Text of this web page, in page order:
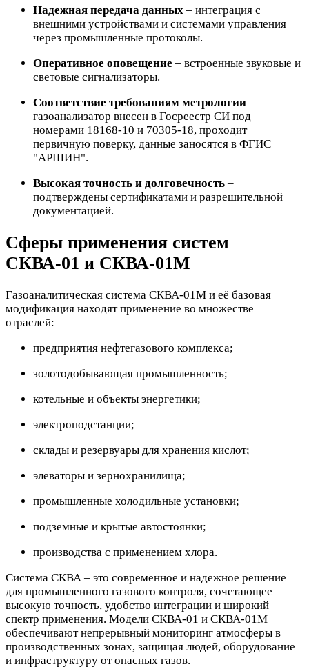
Надежная передача данных – интеграция с
внешними устройствами и системами управления
через промышленные протоколы.
Оперативное оповещение – встроенные звуковые и
световые сигнализаторы.
Соответствие требованиям метрологии –
газоанализатор внесен в Госреестр СИ под
номерами 18168-10 и 70305-18, проходит
первичную поверку, данные заносятся в ФГИС
"АРШИН".
Высокая точность и долговечность –
подтверждены сертификатами и разрешительной
документацией.
Сферы применения систем
СКВА-01 и СКВА-01М
Газоаналитическая система СКВА-01М и её базовая
модификация находят применение во множестве
отраслей:
предприятия нефтегазового комплекса;
золотодобывающая промышленность;
котельные и объекты энергетики;
электроподстанции;
склады и резервуары для хранения кислот;
элеваторы и зернохранилища;
промышленные холодильные установки;
подземные и крытые автостоянки;
производства с применением хлора.
Система СКВА – это современное и надежное решение
для промышленного газового контроля, сочетающее
высокую точность, удобство интеграции и широкий
спектр применения. Модели СКВА-01 и СКВА-01М
обеспечивают непрерывный мониторинг атмосферы в
производственных зонах, защищая людей, оборудование
и инфраструктуру от опасных газов.